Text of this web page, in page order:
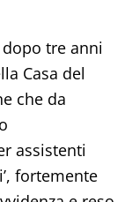
tre anni
Casa del
che da
assistenti
fortemente